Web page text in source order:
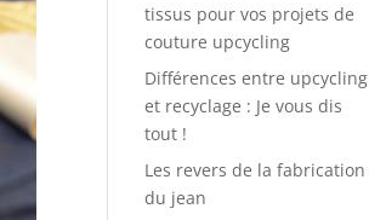
tissus pour vos projets de
couture upcycling
Différences entre upcycling
et recyclage : Je vous dis
tout !
Les revers de la fabrication
du jean